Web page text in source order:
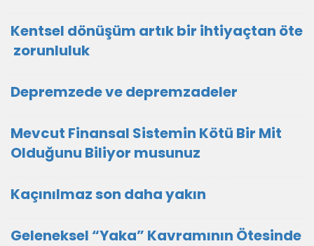
Kentsel dönüşüm artık bir ihtiyaçtan öte
zorunluluk
Depremzede ve depremzadeler
Mevcut Finansal Sistemin Kötü Bir Mit
Olduğunu Biliyor musunuz
Kaçınılmaz son daha yakın
Geleneksel “Yaka” Kavramının Ötesinde